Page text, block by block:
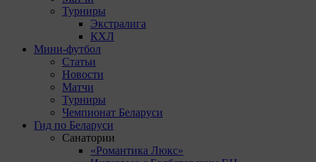
Турниры
Экстралига
КХЛ
Мини-футбол
Статьи
Новости
Матчи
Турниры
Чемпионат Беларуси
Гид по Беларуси
Санатории
«Романтика Люкс»